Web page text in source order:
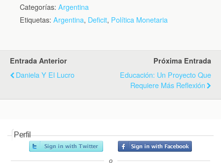
Categorías: Argentina
Etiquetas: Argentina, Deficit, Política Monetaria
Entrada Anterior
Daniela Y El Lucro
Próxima Entrada
Educación: Un Proyecto Que
Requiere Más Reflexión
Perfil
o